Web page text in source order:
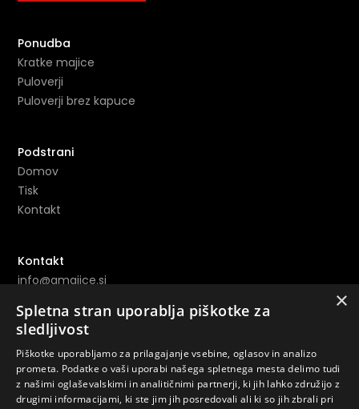
Ponudba
Kratke majice
Puloverji
Puloverji brez kapuce
Podstrani
Domov
Tisk
Kontakt
Kontakt
info@amajice.si
Povezave
Instagram ->
Youtube ->
×
Spletna stran uporablja piškotke za
sledljivost
Piškotke uporabljamo za prilagajanje vsebine, oglasov in analizo
prometa. Podatke o vaši uporabi našega spletnega mesta delimo tudi
z našimi oglaševalskimi in analitičnimi partnerji, ki jih lahko združijo z
drugimi informacijami, ki ste jim jih posredovali ali ki so jih zbrali pri